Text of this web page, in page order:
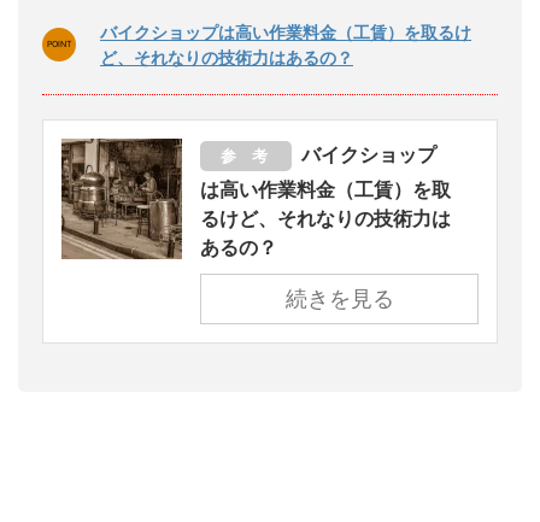
バイクショップは高い作業料金（工賃）を取るけ
ど、それなりの技術力はあるの？
参 考
バイクショップ
は高い作業料金（工賃）を取
るけど、それなりの技術力は
あるの？
続きを見る